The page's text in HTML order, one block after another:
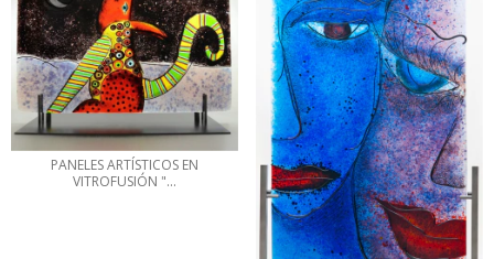
PANELES ARTÍSTICOS EN
VITROFUSIÓN "...